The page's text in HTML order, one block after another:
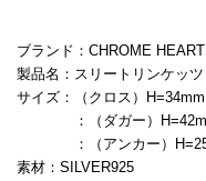
ブランド：CHROME
製品名：スリートリンケッツ
サイズ：（クロス）
：（ダガー）
：（アンカー）
素材：SILVER925